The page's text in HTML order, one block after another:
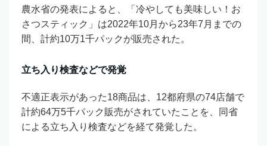
農水省の発表によると、「冷やしても美味しい！お
さつスティック」は2022年10月から23年7月までの
間、計約10万1千パックが販売された。
立ち入り検査などで発覚
不適正表示があった18商品は、12都府県の74店舗で
計約64万5千パック販売がされていたことを、同省
による立ち入り検査などを経て発覚した。